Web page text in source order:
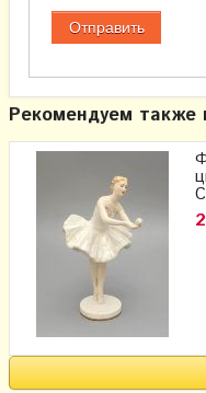
Рекомендуем также